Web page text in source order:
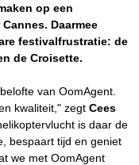
op een
Daarmee
festivalfrustratie: de
de Croisette.
van OomAgent.
kwaliteit," zegt Cees
is daar de
bespaart tijd en geniet
we met OomAgent